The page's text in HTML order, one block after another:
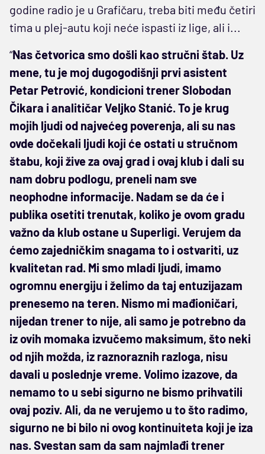
godine radio je u Grafičaru, treba biti među četiri
tima u plej-autu koji neće ispasti iz lige, ali i...
“Nas četvorica smo došli kao stručni štab. Uz
mene, tu je moj dugogodišnji prvi asistent
Petar Petrović, kondicioni trener Slobodan
Čikara i analitičar Veljko Stanić. To je krug
mojih ljudi od najvećeg poverenja, ali su nas
ovde dočekali ljudi koji će ostati u stručnom
štabu, koji žive za ovaj grad i ovaj klub i dali su
nam dobru podlogu, preneli nam sve
neophodne informacije. Nadam se da će i
publika osetiti trenutak, koliko je ovom gradu
važno da klub ostane u Superligi. Verujem da
ćemo zajedničkim snagama to i ostvariti, uz
kvalitetan rad. Mi smo mladi ljudi, imamo
ogromnu energiju i želimo da taj entuzijazam
prenesemo na teren. Nismo mi mađioničari,
nijedan trener to nije, ali samo je potrebno da
iz ovih momaka izvučemo maksimum, što neki
od njih možda, iz raznoraznih razloga, nisu
davali u poslednje vreme. Volimo izazove, da
nemamo to u sebi sigurno ne bismo prihvatili
ovaj poziv. Ali, da ne verujemo u to što radimo,
sigurno ne bi bilo ni ovog kontinuiteta koji je iza
nas. Svestan sam da sam najmlađi trener